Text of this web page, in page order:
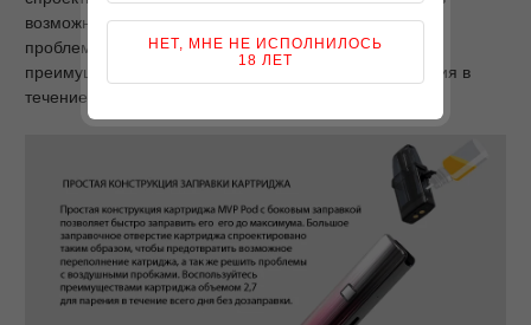
возможное переполнение катриджа, а так же решить
проблемы с воздушными пробками. Воспользуйтесь
преимуществами картриджа объемом 2,7 для парения в
течение всего дня без дозаправки.
НЕТ, МНЕ НЕ ИСПОЛНИЛОСЬ
18 ЛЕТ